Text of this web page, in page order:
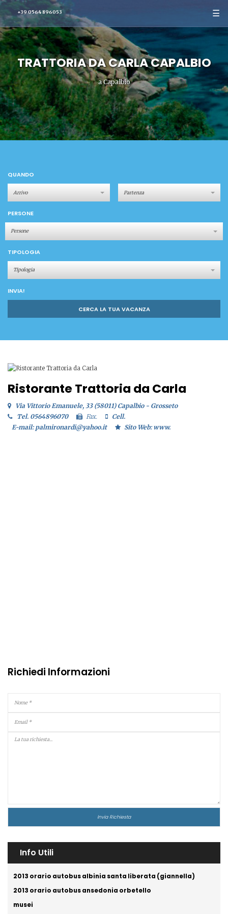
+39 0564 896053 ☰
TRATTORIA DA CARLA CAPALBIO
a Capalbio
QUANDO
PERSONE
Persone
TIPOLOGIA
Tipologia
INVIA!
CERCA LA TUA VACANZA
Ristorante Trattoria da Carla
Via Vittorio Emanuele, 33 (58011) Capalbio - Grosseto
Tel. 0564896070
Fax.
Cell.
E-mail: palmironardi@yahoo.it
Sito Web: www.
Richiedi Informazioni
Info Utili
2013 orario autobus albinia santa liberata (giannella)
2013 orario autobus ansedonia orbetello
musei